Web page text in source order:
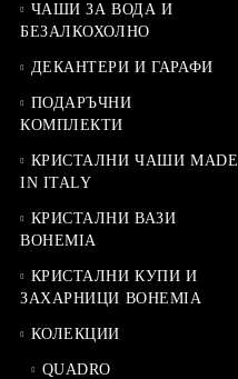
ЧАШИ ЗА ВОДА И
БЕЗАЛКОХОЛНО
ДЕКАНТЕРИ И ГАРАФИ
ПОДАРЪЧНИ
КОМПЛЕКТИ
КРИСТАЛНИ ЧАШИ MADE
IN ITALY
КРИСТАЛНИ ВАЗИ
BOHEMIA
КРИСТАЛНИ КУПИ И
ЗАХАРНИЦИ BOHEMIA
КОЛЕКЦИИ
QUADRO